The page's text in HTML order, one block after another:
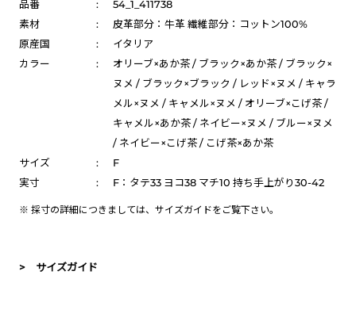
品番 :
54_1_411738
素材
:
皮革部分：牛革 繊維部分：コットン100%
原産国
:
イタリア
カラー
:
オリーブ×あか茶 / ブラック×あか茶 / ブラック×
ヌメ / ブラック×ブラック / レッド×ヌメ / キャラ
メル×ヌメ / キャメル×ヌメ / オリーブ×こげ茶 /
キャメル×あか茶 / ネイビー×ヌメ / ブルー×ヌメ
/ ネイビー×こげ茶 / こげ茶×あか茶
サイズ
:
F
実寸
: F：タテ33 ヨコ38 マチ10 持ち手上がり30-42
※ 採寸の詳細につきましては、 サイズガイドをご覧下さい。
> サイズガイド